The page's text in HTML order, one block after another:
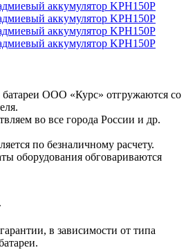
ООО «Курс» отгружаются со
во все города России и др.
по безналичному расчету.
оборудования обговариваются
в зависимости от типа